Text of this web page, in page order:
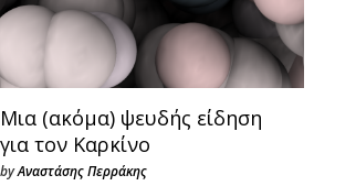
Μια (ακόμα) ψευδής είδηση
για τον Καρκίνο
byΑναστάσης Περράκης